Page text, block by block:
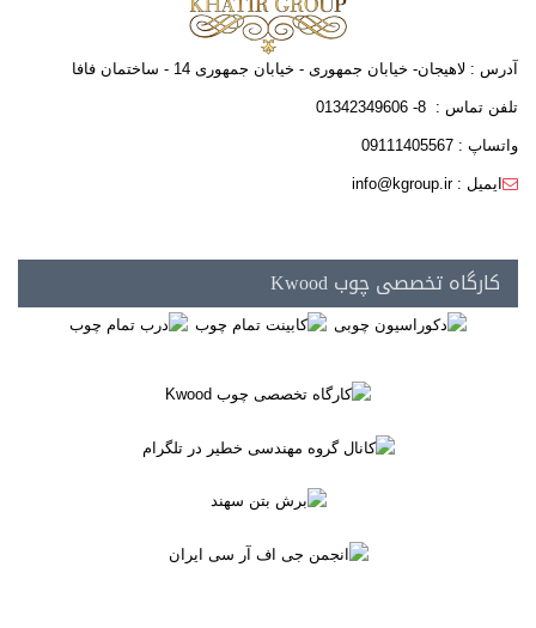
آدرس : لاهیجان- خیابان جمهوری - خیابان جمهوری 14 - ساختمان فافا
تلفن تماس : 8- 01342349606
واتساپ : 09111405567
ایمیل : info@kgroup.ir
کارگاه تخصصی چوب Kwood